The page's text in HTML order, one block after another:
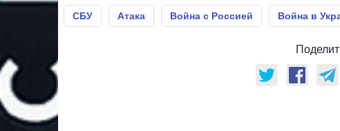
СБУ Атака Война с Россией Война в